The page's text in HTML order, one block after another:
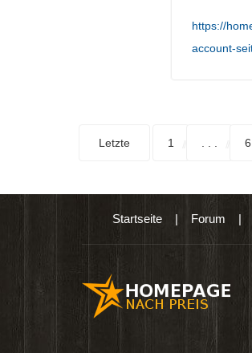
https://
account-
Letzte 1 6
Startseite| Forum |
Produkten wie Ebooks & DVDs.…